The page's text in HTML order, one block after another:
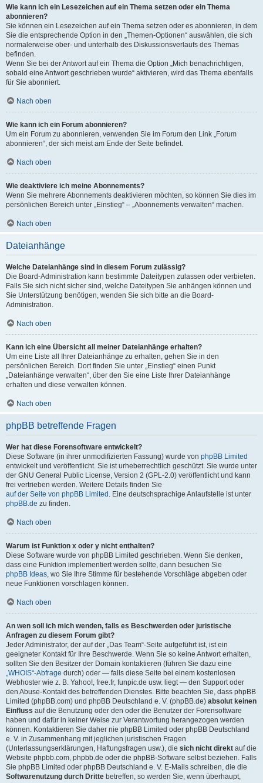
Wie kann ich ein Lesezeichen auf ein Thema setzen oder ein Thema
abonnieren?
Sie können ein Lesezeichen auf ein Thema setzen oder es abonnieren, in dem
Sie die entsprechende Option in den „Themen-Optionen“ auswählen, die sich
normalerweise ober- und unterhalb des Diskussionsverlaufs des Themas
befinden.
Wenn Sie bei der Antwort auf ein Thema die Option „Mich benachrichtigen,
sobald eine Antwort geschrieben wurde“ aktivieren, wird das Thema ebenfalls
für Sie abonniert.
Nach oben
Wie kann ich ein Forum abonnieren?
Um ein Forum zu abonnieren, verwenden Sie im Forum den Link „Forum
abonnieren“, der sich meist am Ende der Seite befindet.
Nach oben
Wie deaktiviere ich meine Abonnements?
Wenn Sie mehrere Abonnements deaktivieren möchten, so können Sie dies im
persönlichen Bereich unter „Einstieg“ – „Abonnements verwalten“ machen.
Nach oben
Dateianhänge
Welche Dateianhänge sind in diesem Forum zulässig?
Die Board-Administration kann bestimmte Dateitypen zulassen oder verbieten.
Falls Sie sich nicht sicher sind, welche Dateitypen Sie anhängen können und
Sie Unterstützung benötigen, wenden Sie sich bitte an die Board-
Administration.
Nach oben
Kann ich eine Übersicht all meiner Dateianhänge erhalten?
Um eine Liste all Ihrer Dateianhänge zu erhalten, gehen Sie in den
persönlichen Bereich. Dort finden Sie unter „Einstieg“ einen Punkt
„Dateianhänge verwalten“, über den Sie eine Liste Ihrer Dateianhänge
erhalten und diese verwalten können.
Nach oben
phpBB betreffende Fragen
Wer hat diese Forensoftware entwickelt?
Diese Software (in ihrer unmodifizierten Fassung) wurde von phpBB Limited
entwickelt und veröffentlicht. Sie ist urheberrechtlich geschützt. Sie wurde unter
der GNU General Public License, Version 2 (GPL-2.0) veröffentlicht und kann
frei vertrieben werden. Weitere Details finden Sie
auf der Seite von phpBB Limited . Eine deutschsprachige Anlaufstelle ist unter
phpBB.de zu finden.
Nach oben
Warum ist Funktion x oder y nicht enthalten?
Diese Software wurde von phpBB Limited geschrieben. Wenn Sie denken,
dass eine Funktion implementiert werden sollte, dann besuchen Sie
phpBB Ideas, wo Sie Ihre Stimme für bestehende Vorschläge abgeben oder
neue Funktionen vorschlagen können.
Nach oben
An wen soll ich mich wenden, falls es Beschwerden oder juristische
Anfragen zu diesem Forum gibt?
Jeder Administrator, der auf der „Das Team“-Seite aufgeführt ist, ist ein
geeigneter Kontakt für Ihre Beschwerde. Wenn Sie so keine Antwort erhalten,
sollten Sie den Besitzer der Domain kontaktieren (führen Sie dazu eine
„WHOIS“-Abfrage durch) oder — falls diese Seite bei einem kostenlosen
Webhoster wie z. B. Yahoo!, free.fr, funpic.de usw. liegt — den Support oder
den Abuse-Kontakt des betreffenden Dienstes. Bitte beachten Sie, dass phpBB
Limited (phpBB.com) und phpBB Deutschland e. V. (phpBB.de) absolut keinen
Einfluss auf die Benutzung oder den oder die Benutzer der Forensoftware
haben und dafür in keiner Weise zur Verantwortung herangezogen werden
können. Kontaktieren Sie daher nie phpBB Limited oder phpBB Deutschland
e. V. in Zusammenhang mit jeglichen juristischen Fragen
(Unterlassungserklärungen, Haftungsfragen usw.), die sich nicht direkt auf die
Website phpbb.com, phpbb.de oder die phpBB-Software selbst beziehen. Falls
Sie phpBB Limited oder phpBB Deutschland e. V. E-Mails schreiben, die die
Softwarenutzung durch Dritte betreffen, so werden Sie, wenn überhaupt,